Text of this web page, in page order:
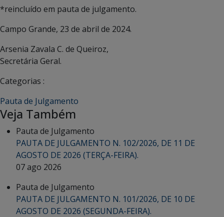
*reincluído em pauta de julgamento.
Campo Grande, 23 de abril de 2024.
Arsenia Zavala C. de Queiroz,
Secretária Geral.
Categorias :
Pauta de Julgamento
Veja Também
Pauta de Julgamento
PAUTA DE JULGAMENTO N. 102/2026, DE 11 DE
AGOSTO DE 2026 (TERÇA-FEIRA).
07 ago 2026
Pauta de Julgamento
PAUTA DE JULGAMENTO N. 101/2026, DE 10 DE
AGOSTO DE 2026 (SEGUNDA-FEIRA).